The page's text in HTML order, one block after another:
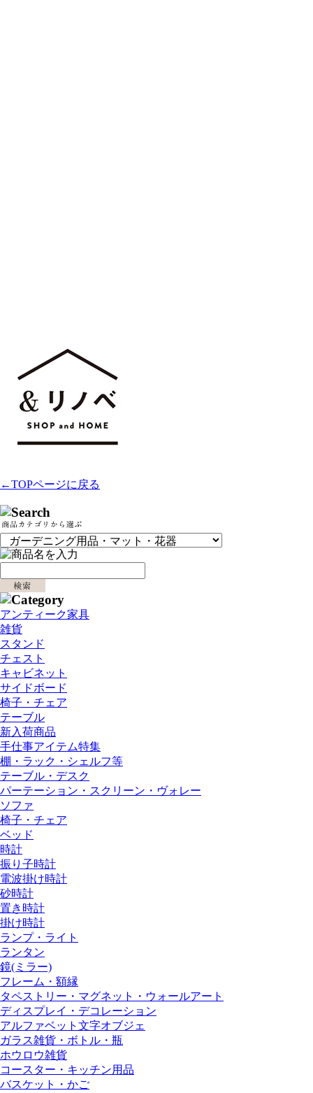
←TOPページに戻る
アンティーク家具
雑貨
スタンド
チェスト
キャビネット
サイドボード
椅子・チェア
テーブル
新入荷商品
手仕事アイテム特集
棚・ラック・シェルフ等
テーブル・デスク
パーテーション・スクリーン・ヴォレー
ソファ
椅子・チェア
ベッド
時計
振り子時計
電波掛け時計
砂時計
置き時計
掛け時計
ランプ・ライト
ランタン
鏡(ミラー)
フレーム・額縁
タペストリー・マグネット・ウォールアート
ディスプレイ・デコレーション
アルファベット文字オブジェ
ガラス雑貨・ボトル・瓶
ホウロウ雑貨
コースター・キッチン用品
バスケット・かご